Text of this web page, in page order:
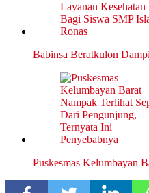
Babinsa Beratkulon
Puskesmas Kelumbayan